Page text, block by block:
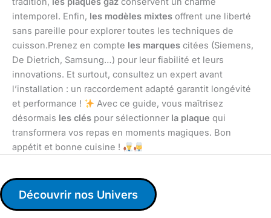
intemporel. Enfin, les modèles mixtes offrent une liberté
sans pareille pour explorer toutes les techniques de
cuisson.Prenez en compte les marques citées (Siemens,
De Dietrich, Samsung…) pour leur fiabilité et leurs
innovations. Et surtout, consultez un expert avant
l’installation : un raccordement adapté garantit longévité
et performance !
Avec ce guide, vous maîtrisez
désormais les clés pour sélectionner la plaque qui
transformera vos repas en moments magiques. Bon
appétit et bonne cuisine !
Découvrir nos Univers